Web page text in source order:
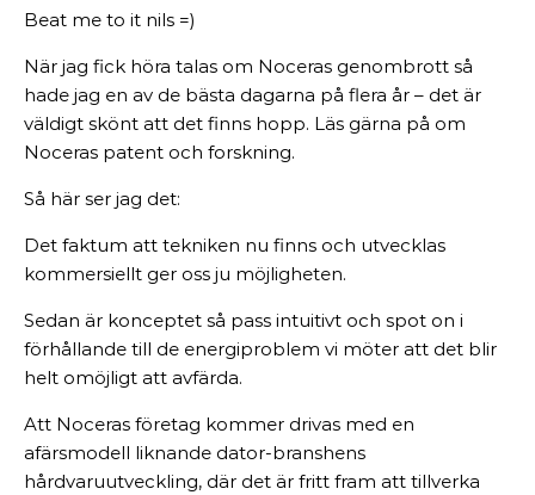
Beat me to it nils =)
När jag fick höra talas om Noceras genombrott så
hade jag en av de bästa dagarna på flera år – det är
väldigt skönt att det finns hopp. Läs gärna på om
Noceras patent och forskning.
Så här ser jag det:
Det faktum att tekniken nu finns och utvecklas
kommersiellt ger oss ju möjligheten.
Sedan är konceptet så pass intuitivt och spot on i
förhållande till de energiproblem vi möter att det blir
helt omöjligt att avfärda.
Att Noceras företag kommer drivas med en
afärsmodell liknande dator-branshens
hårdvaruutveckling, där det är fritt fram att tillverka